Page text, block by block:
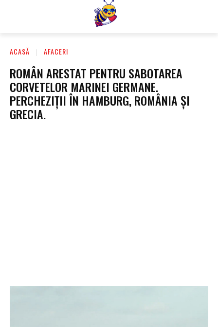
ACASĂ AFACERI
ROMÂN ARESTAT PENTRU SABOTAREA
CORVETELOR MARINEI GERMANE.
PERCHEZIȚII ÎN HAMBURG, ROMÂNIA ȘI
GRECIA.